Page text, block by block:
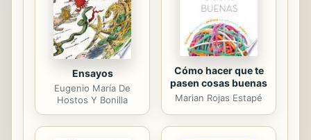
Italian years as a result of his...
Ensayos
Eugenio María De
Hostos Y Bonilla
Cómo hacer que te
pasen cosas buenas
Marian Rojas Estapé